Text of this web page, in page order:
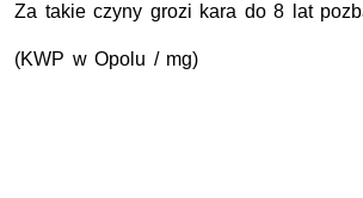
Za takie czyny grozi kara do 8 lat
(KWP w Opolu / mg)